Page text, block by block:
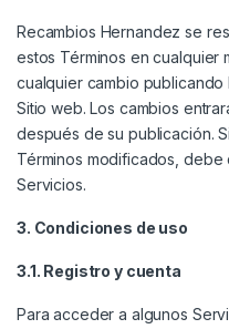
Recambios Hernandez se
estos Términos en cualquier
cualquier cambio
Sitio web. Los cambios
después de su publicación.
Términos modificados,
Servicios.
3. Condiciones de uso
3.1. Registro y cuenta
Para acceder a algunos